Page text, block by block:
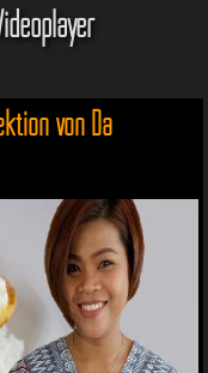
von Da